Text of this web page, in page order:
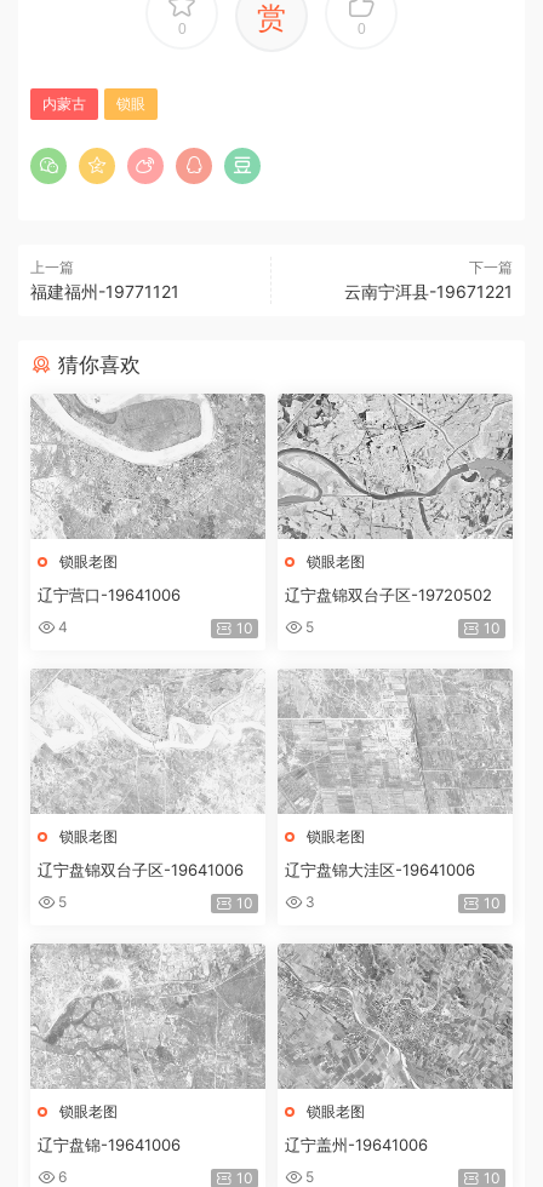
0 赏 0
内蒙古 锁眼
上一篇
福建福州-19771121
下一篇
云南宁洱县-19671221
猜你喜欢
锁眼老图
辽宁营口-19641006
4 10
锁眼老图
辽宁盘锦双台子区-19720502
5 10
锁眼老图
辽宁盘锦双台子区-19641006
5 10
锁眼老图
辽宁盘锦大洼区-19641006
3 10
锁眼老图
辽宁盘锦-19641006
6 10
锁眼老图
辽宁盖州-19641006
5 10